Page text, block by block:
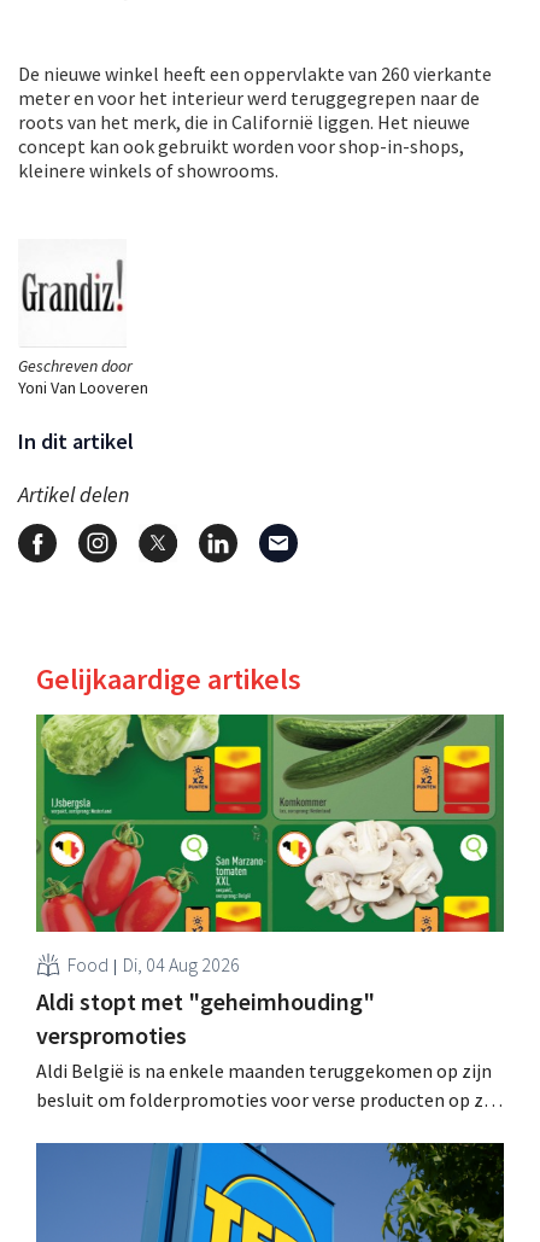
Geschreven door
Yoni Van Looveren
In dit artikel
Artikel delen
De nieuwe winkel heeft een oppervlakte van 260 vierkante
meter en voor het interieur werd teruggegrepen naar de
roots van het merk, die in Californië liggen. Het nieuwe
concept kan ook gebruikt worden voor shop-in-shops,
kleinere winkels of showrooms.
Gelijkaardige artikels
Food Di, 04 Aug 2026
Aldi stopt met "geheimhouding"
verspromoties
Aldi België is na enkele maanden teruggekomen op zijn
besluit om folderpromoties voor verse producten op zijn
werking treden: "Onze klanten willen goed
geïnformeerd worden." .